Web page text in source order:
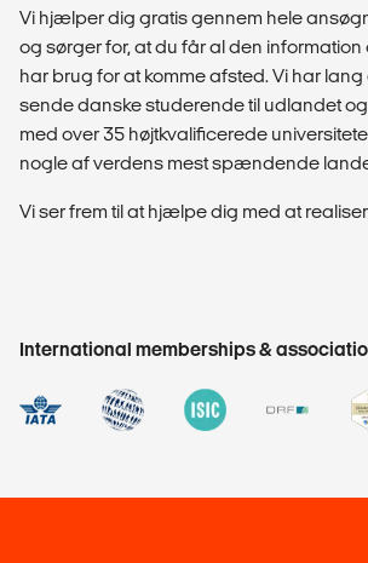
Vi hjælper dig gratis gennem hele
og sørger for, at du får al den
har brug for at komme afsted. Vi har
sende danske studerende til udlandet
med over 35 højtkvalificerede
nogle af verdens mest spændende
Vi ser frem til at hjælpe dig med at
International memberships &